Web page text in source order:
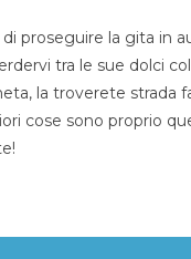
proseguire la gita in
tra le sue dolci
la troverete strada
cose sono proprio